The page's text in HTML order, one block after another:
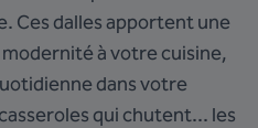
Ces dalles apportent une
à votre cuisine,
dans votre
qui chutent... les